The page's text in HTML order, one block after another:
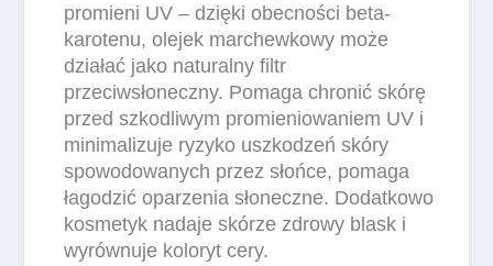
promieni UV – dzięki obecności beta-
karotenu, olejek marchewkowy może
działać jako naturalny filtr
przeciwsłoneczny. Pomaga chronić skórę
przed szkodliwym promieniowaniem UV i
minimalizuje ryzyko uszkodzeń skóry
spowodowanych przez słońce, pomaga
łagodzić oparzenia słoneczne. Dodatkowo
kosmetyk nadaje skórze zdrowy blask i
wyrównuje koloryt cery.